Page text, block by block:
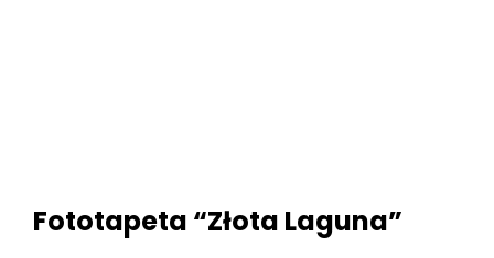
Fototapeta “Złota Laguna”